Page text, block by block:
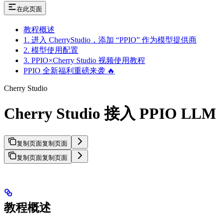
在此页面
教程概述
1. 进入 CherryStudio，添加 “PPIO” 作为模型提供商
2. 模型使用配置
3. PPIO×Cherry Studio 视频使用教程
PPIO 全新福利重磅来袭 🔥
Cherry Studio
Cherry Studio 接入 PPIO
复制页面复制页面
复制页面复制页面
教程概述